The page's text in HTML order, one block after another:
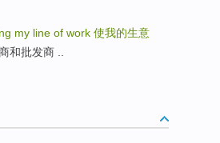
my line of work 使我的生意
和批发商 ..